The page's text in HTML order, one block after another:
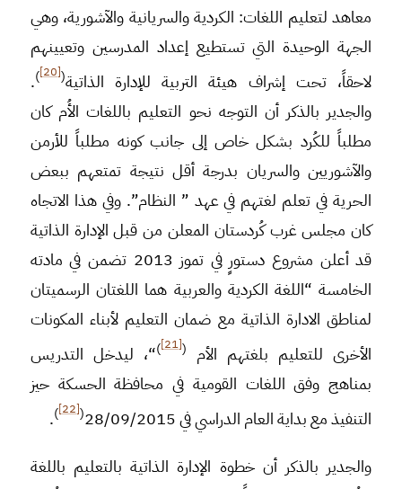
معاهد لتعليم اللغات: الكردية والسريانية والآشورية، وهي
الجهة الوحيدة التي تستطيع إعداد المدرسين وتعيينهم
لاحقاً، تحت إشراف هيئة التربية للإدارة الذاتية(
[20]
)
.
والجدير بالذكر أن التوجه نحو التعليم باللغات الأُم كان
مطلباً للكُرد بشكل خاص إلى جانب كونه مطلباً للأرمن
والآشوريين والسريان بدرجة أقل نتيجة تمتعهم ببعض
الحرية في تعلم لغتهم في عهد ” النظام”. وفي هذا الاتجاه
كان مجلس غرب كُردستان المعلن من قبل الإدارة الذاتية
قد أعلن مشروع دستورٍ في تموز 2013 تضمن في مادته
الخامسة “اللغة الكردية والعربية هما اللغتان الرسميتان
لمناطق الادارة الذاتية مع ضمان التعليم لأبناء المكونات
الأخرى للتعليم بلغتهم الأم (
[21]
)“، ليدخل التدريس
بمناهج وفق اللغات القومية في محافظة الحسكة حيز
التنفيذ مع بداية العام الدراسي في 28/09/2015
(
[22]
)
.
والجدير بالذكر أن خطوة الإدارة الذاتية بالتعليم باللغة